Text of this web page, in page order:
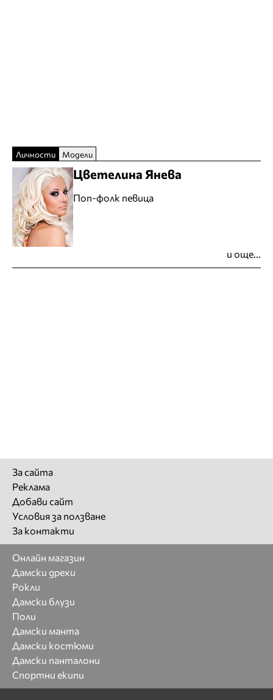
Личности Модели
Цветелина Янева
Поп-фолк певица
и още...
За сайта
Реклама
Добави сайт
Условия за ползване
За контакти
Онлайн магазин
Дамски дрехи
Рокли
Дамски блузи
Поли
Дамски манта
Дамски костюми
Дамски панталони
Спортни екипи